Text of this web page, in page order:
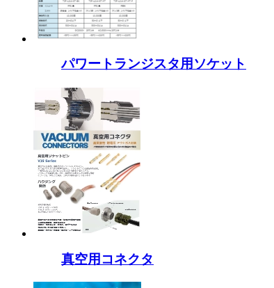
パワートランジスタ用ソケット
真空用コネクタ